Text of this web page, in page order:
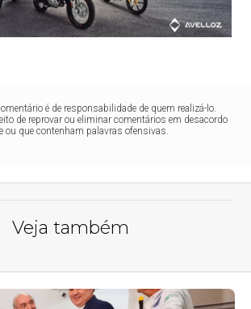
é de responsabilidade de quem realizá-lo.
de reprovar ou eliminar comentários em desacordo
ou que contenham palavras ofensivas.
Veja também